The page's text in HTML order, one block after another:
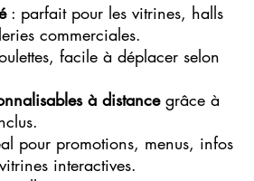
: parfait pour les vitrines, halls
commerciales.
facile à déplacer selon
à distancegrâce à
pour promotions, menus, infos
interactives.